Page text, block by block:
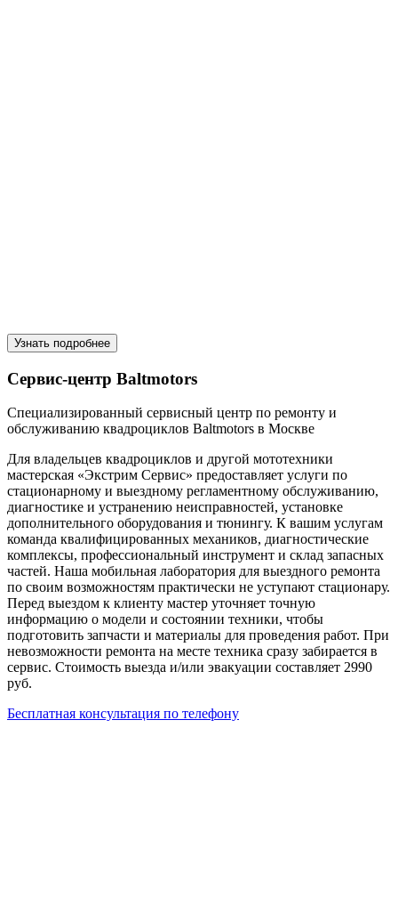
Узнать подробнее
Сервис-центр Baltmotors
Специализированный сервисный центр по ремонту и
обслуживанию квадроциклов Baltmotors в Москве
Для владельцев квадроциклов и другой мототехники
мастерская «Экстрим Сервис» предоставляет услуги по
стационарному и выездному регламентному обслуживанию,
диагностике и устранению неисправностей, установке
дополнительного оборудования и тюнингу. К вашим услугам
команда квалифицированных механиков, диагностические
комплексы, профессиональный инструмент и склад запасных
частей. Наша мобильная лаборатория для выездного ремонта
по своим возможностям практически не уступают стационару.
Перед выездом к клиенту мастер уточняет точную
информацию о модели и состоянии техники, чтобы
подготовить запчасти и материалы для проведения работ. При
невозможности ремонта на месте техника сразу забирается в
сервис. Стоимость выезда и/или эвакуации составляет 2990
руб.
Бесплатная консультация по телефону